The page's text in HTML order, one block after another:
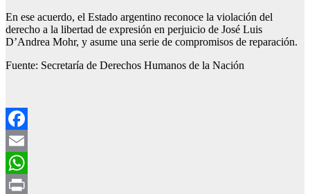
En ese acuerdo, el Estado argentino reconoce la violación del
derecho a la libertad de expresión en perjuicio de José Luis
D’Andrea Mohr, y asume una serie de compromisos de reparación.
Fuente: Secretaría de Derechos Humanos de la Nación
Facebook
Email
WhatsApp